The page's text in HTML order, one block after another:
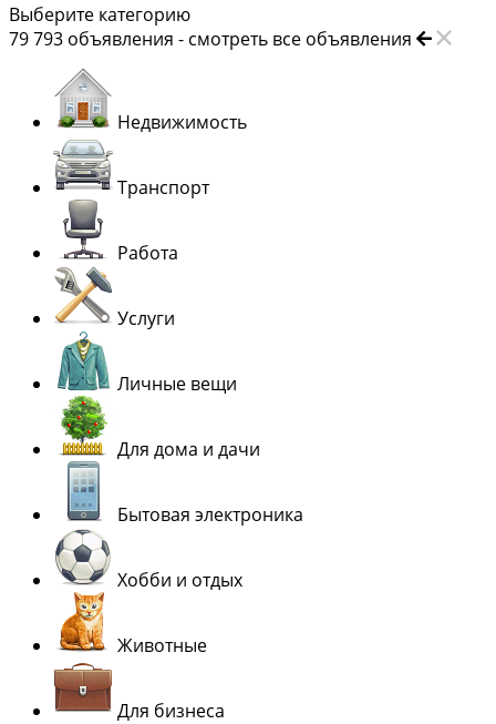
Выберите категорию
79 793 объявления - смотреть все объявления
Недвижимость
Транспорт
Работа
Услуги
Личные вещи
Для дома и дачи
Бытовая электроника
Хобби и отдых
Животные
Для бизнеса